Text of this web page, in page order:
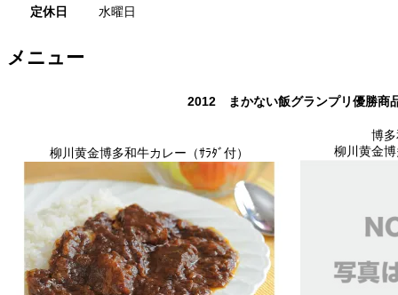
定休日 水曜日
メニュー
2012 まかない飯グランプリ優勝商
柳川黄金博多和牛カレー（ｻﾗﾀﾞ付）
博
柳川黄金